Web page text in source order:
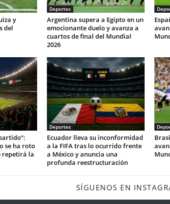
y
del
Deportes
Argentina supera a Egipto en un
emocionante duelo y avanza a
cuartos de final del Mundial
2026
se ha roto
repetirá la
Deportes
Ecuador lleva su inconformidad
a la FIFA tras lo ocurrido frente
a México y anuncia una
profunda reestructuración
SÍGUENOS EN